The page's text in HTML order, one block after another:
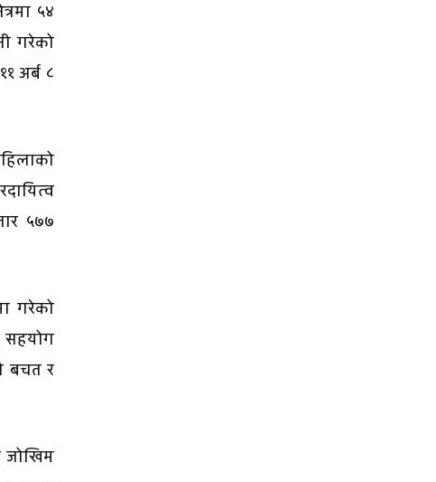
५४
गरेको
अर्ब ८
५७७
गरेको
सहयोग
बचत र
जोखिम